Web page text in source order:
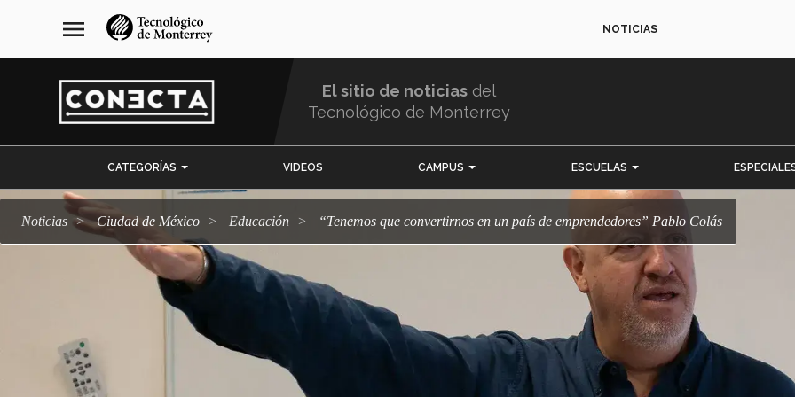
navegación
principal
menu NOTICIAS
El sitio de noticias del
Tecnológico de Monterrey
CATEGORÍAS VIDEOS CAMPUS ESCUELAS
Noticias Ciudad de México Educación “Tenemos que convertirnos en un país de emprendedores” Pablo Colás